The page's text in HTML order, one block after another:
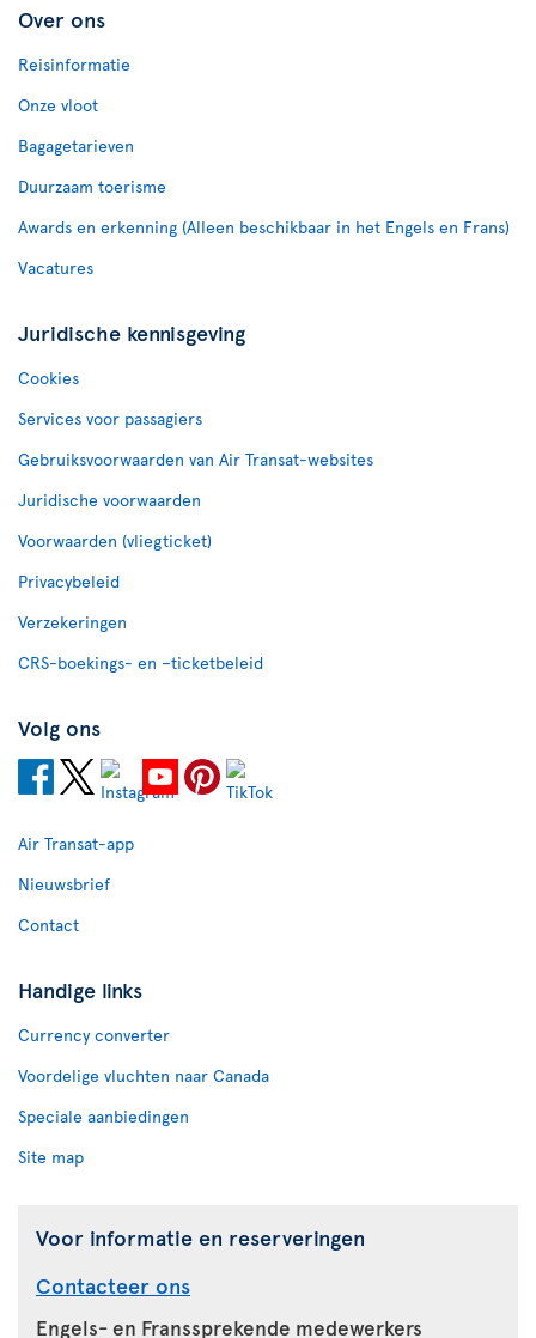
Over ons
Reisinformatie
Onze vloot
Bagagetarieven
Duurzaam toerisme
Awards en erkenning (Alleen beschikbaar in het Engels en Frans)
Vacatures
Juridische kennisgeving
Cookies
Services voor passagiers
Gebruiksvoorwaarden van Air Transat-websites
Juridische voorwaarden
Voorwaarden (vliegticket)
Privacybeleid
Verzekeringen
CRS-boekings- en –ticketbeleid
Volg ons
Air Transat-app
Nieuwsbrief
Contact
Handige links
Currency converter
Voordelige vluchten naar Canada
Speciale aanbiedingen
Site map
Voor informatie en reserveringen
Contacteer ons
Engels- en Franssprekende medewerkers